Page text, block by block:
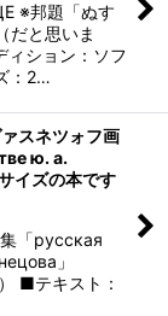
※邦題「ぬす
だと思いま
ション：ソフ
：2…
スネツォフ画
ю. а.
イズの本です
「русская
」
■テキスト：